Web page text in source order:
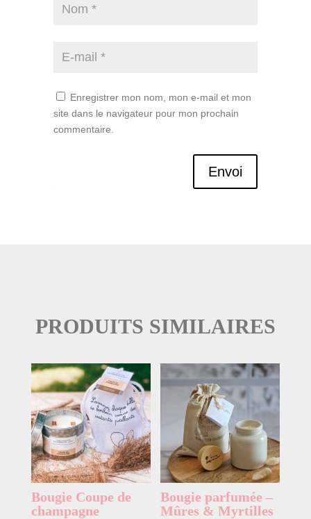
Enregistrer mon nom, mon e-mail et mon
site dans le navigateur pour mon prochain
commentaire.
Envoi
PRODUITS SIMILAIRES
Bougie Coupe de
champagne
Bougie parfumée –
Mûres & Myrtilles